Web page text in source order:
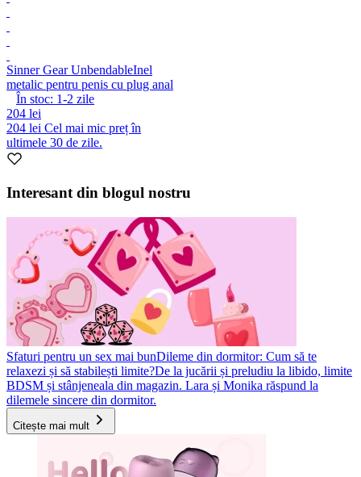
Sinner Gear UnbendableInel
metalic pentru penis cu plug anal
În stoc: 1-2 zile
204 lei
204 lei Cel mai mic preț în
ultimele 30 de zile.
Interesant din blogul nostru
Sfaturi pentru un sex mai bunDileme din dormitor: Cum să te
relaxezi și să stabilești limite?De la jucării și preludiu la libido, limite
BDSM și stânjeneala din magazin. Lara și Monika răspund la
dilemele sincere din dormitor.
Citește mai mult